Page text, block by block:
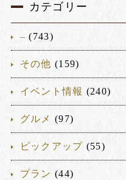
カテゴリー
– (743)
その他 (159)
イベント情報 (240)
グルメ (97)
ピックアップ (55)
プラン (44)